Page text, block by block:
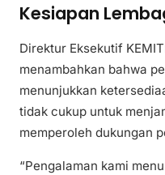
Kesiapan
Direktur Eksekutif
menambahkan bahwa
menunjukkan
tidak cukup untuk
memperoleh dukungan
“Pengalaman kami